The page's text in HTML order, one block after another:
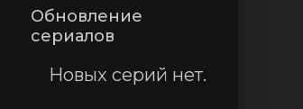
Обновление
сериалов
Новых серий нет.